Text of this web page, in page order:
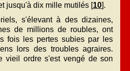
jusqu'à dix mille mutilés [10].
s'élevant à des dizaines,
de millions de roubles, ont
fois les pertes subies par les
lors des troubles agraires.
vieil ordre s'est vengé de son